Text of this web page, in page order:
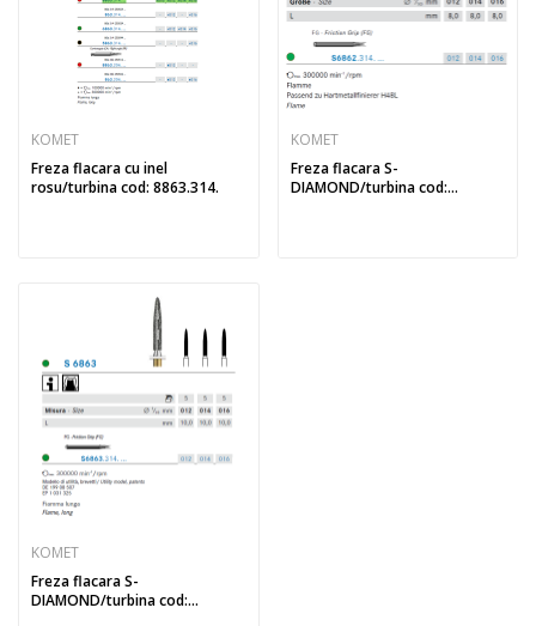
KOMET
Freza flacara cu inel
rosu/turbina cod: 8863.314.
KOMET
Freza flacara S-
DIAMOND/turbina cod:
KOMET
Freza flacara S-
DIAMOND/turbina cod: